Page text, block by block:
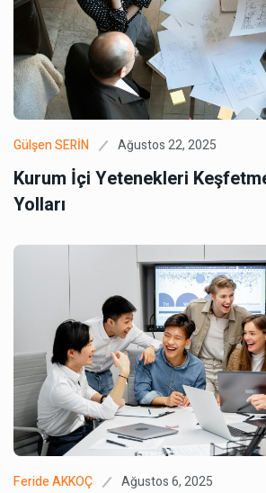
Gülşen SERİN Ağustos 22, 2025
Kurum İçi Yetenekleri
Yolları
Feride AKKOÇ Ağustos 6, 2025